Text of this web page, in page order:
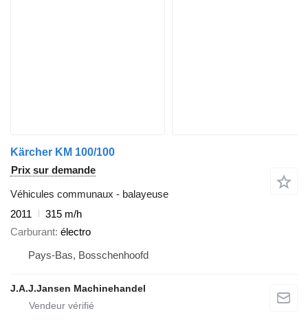
Kärcher KM 100/100
Prix sur demande
Véhicules communaux - balayeuse
2011
315 m/h
Carburant électro
Pays-Bas, Bosschenhoofd
J.A.J.Jansen Machinehandel